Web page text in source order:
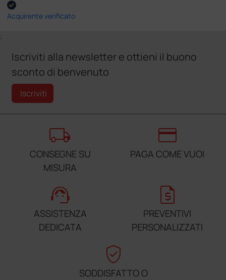
Acquirente verificato
;
Iscriviti alla newsletter e ottieni il buono
sconto di benvenuto
Iscriviti
local_shipping
CONSEGNE SU
MISURA
credit_card
PAGA COME VUOI
support_agent
ASSISTENZA
DEDICATA
request_quote
PREVENTIVI
PERSONALIZZATI
verified_user
SODDISFATTO O